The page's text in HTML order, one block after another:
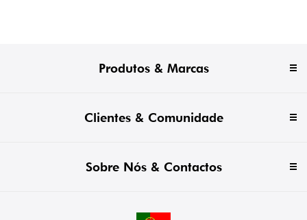
Produtos & Marcas
Clientes & Comunidade
Sobre Nós & Contactos